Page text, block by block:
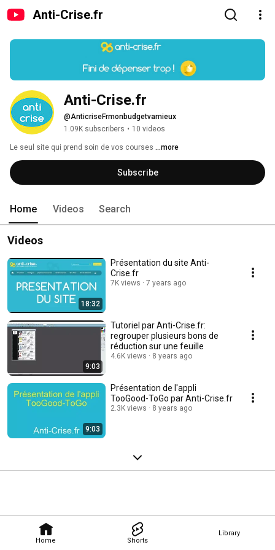
Anti-Crise.fr
Home Shorts
Library
Anti-Crise.fr
@AnticriseFrmonbudgetvamieux
1.09K subscribers • 10 videos
Le seul site qui prend soin de vos courses ...more
Subscribe
Home Videos Search
Videos
18:32
Présentation du site Anti-
Crise.fr
7K views 7 years ago
9:03
Tutoriel par Anti-Crise.fr:
regrouper plusieurs bons de
réduction sur une feuille
4.6K views 8 years ago
9:03
Présentation de l'appli
TooGood-ToGo par Anti-Crise.fr
2.3K views 8 years ago